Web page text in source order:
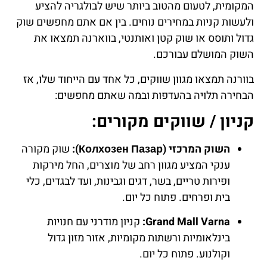
המקומית, לטעום מהטוב ביותר שיש לבולגריה להציע
ולעשות קניות במחירים נוחים. בין אם אתם מחפשים שוק
גדול ותוסס או שוק קטן ואותנטי, בווארנה תמצאו את
השוק המושלם עבורכם.
בוורנה תמצאו מגוון שווקים, כל אחד עם הייחוד שלו, אז
הבחירה תלויה בהעדפות ובמה שאתם מחפשים:
קניון / שווקים מקורים:
השוק המרכזי (Колхозен Пазар):
שוק מקורה
ענקי המציע מגוון רחב של מוצרים, החל מירקות
ופירות טריים, בשר, דגים וגבינות, ועד לבגדים, כלי
בית ופרחים. פתוח כל יום.
Grand Mall Varna: קניון מודרני עם חנויות
בינלאומיות ורשתות מקומיות, אזור מזון גדול
וקולנוע. פתוח כל יום.